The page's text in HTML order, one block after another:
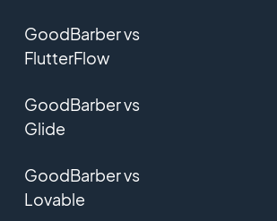
GoodBarber vs
FlutterFlow
GoodBarber vs
Glide
GoodBarber vs
Lovable